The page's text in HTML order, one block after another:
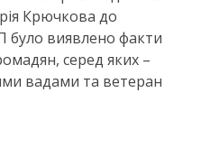
Крючкова до
було виявлено факти
серед яких –
вадами та ветеран